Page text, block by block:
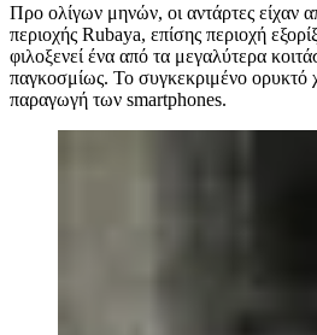
Προ ολίγων μηνών, οι αντάρτες είχαν
περιοχής Rubaya, επίσης περιοχή
φιλοξενεί ένα από τα μεγαλύτερα
παγκοσμίως. Το συγκεκριμένο ορυκτό
παραγωγή των smartphones.